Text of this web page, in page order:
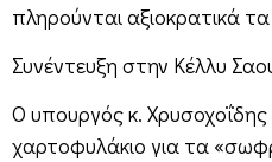
πληρούνται αξιοκρατικά τα
Συνέντευξη στην Κέλλυ
Ο υπουργός κ.
χαρτοφυλάκιο για τα